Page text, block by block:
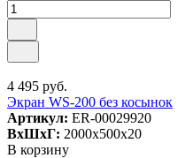
4 495 руб.
Экран WS-200 без косынок
Артикул: ER-00029920
ВxШxГ: 2000x500x20
В корзину